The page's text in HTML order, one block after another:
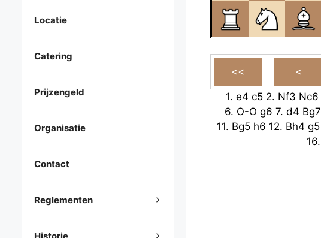
1. e4 c5 2. Nf3 Nc6
6. O-O g6 7. d4 Bg7
11. Bg5 h6 12. Bh4 g5
16.
Locatie
Catering
Prijzengeld
Organisatie
Contact
Reglementen